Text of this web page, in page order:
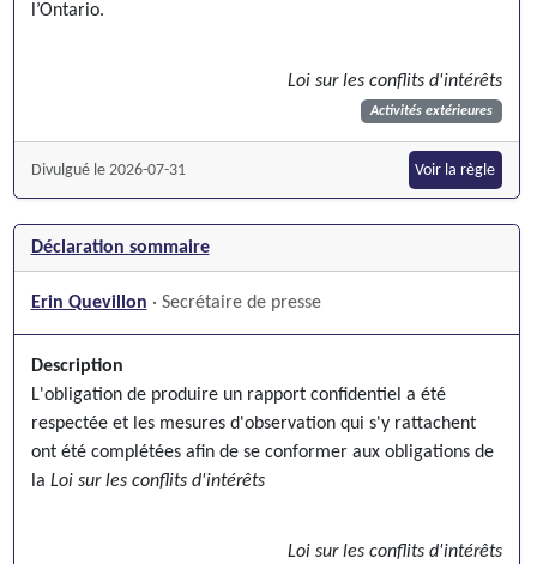
l’Ontario.
Loi sur les conflits d'intérêts
Activités extérieures
Divulgué le 2026-07-31 Voir la règle
Déclaration sommaire
Erin Quevillon · Secrétaire de presse
Description
L'obligation de produire un rapport confidentiel a été
respectée et les mesures d'observation qui s'y rattachent
ont été complétées afin de se conformer aux obligations de
la Loi sur les conflits d'intérêts
Loi sur les conflits d'intérêts